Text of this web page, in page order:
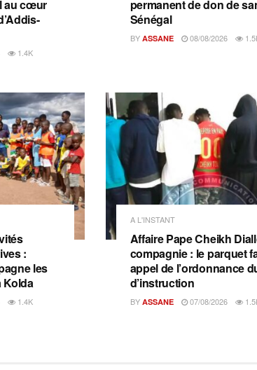
au cœur
1.4K
permanent de don de
Sénégal
BY ASSANE 08/08/2026
:
les
Kolda
1.4K
A L'INSTANT
Affaire Pape Cheikh
compagnie : le parquet
appel de l’ordonnance
d’instruction
BY ASSANE 07/08/2026